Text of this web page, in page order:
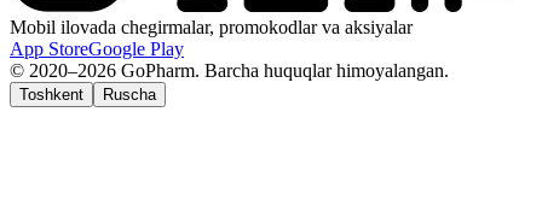
Mobil ilovada chegirmalar, promokodlar va aksiyalar
App StoreGoogle Play
© 2020–2026 GoPharm. Barcha huquqlar himoyalangan.
Toshkent Ruscha